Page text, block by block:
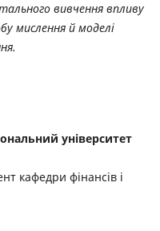
вивчення впливу
мислення й моделі
університет
кафедри фінансів і